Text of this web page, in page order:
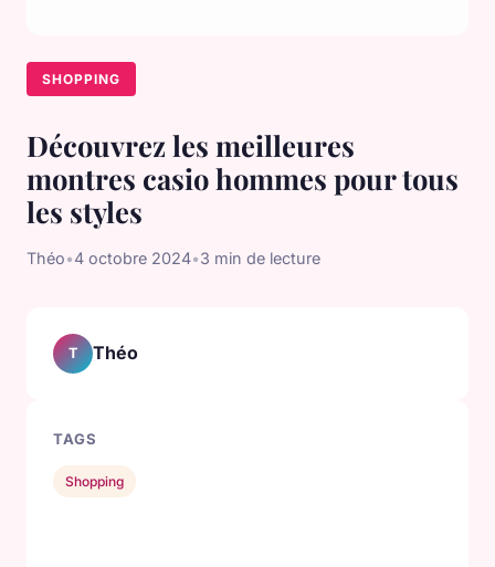
SHOPPING
Découvrez les meilleures
montres casio hommes pour tous
les styles
Théo•4 octobre 2024•3 min de lecture
T Théo
TAGS
Shopping